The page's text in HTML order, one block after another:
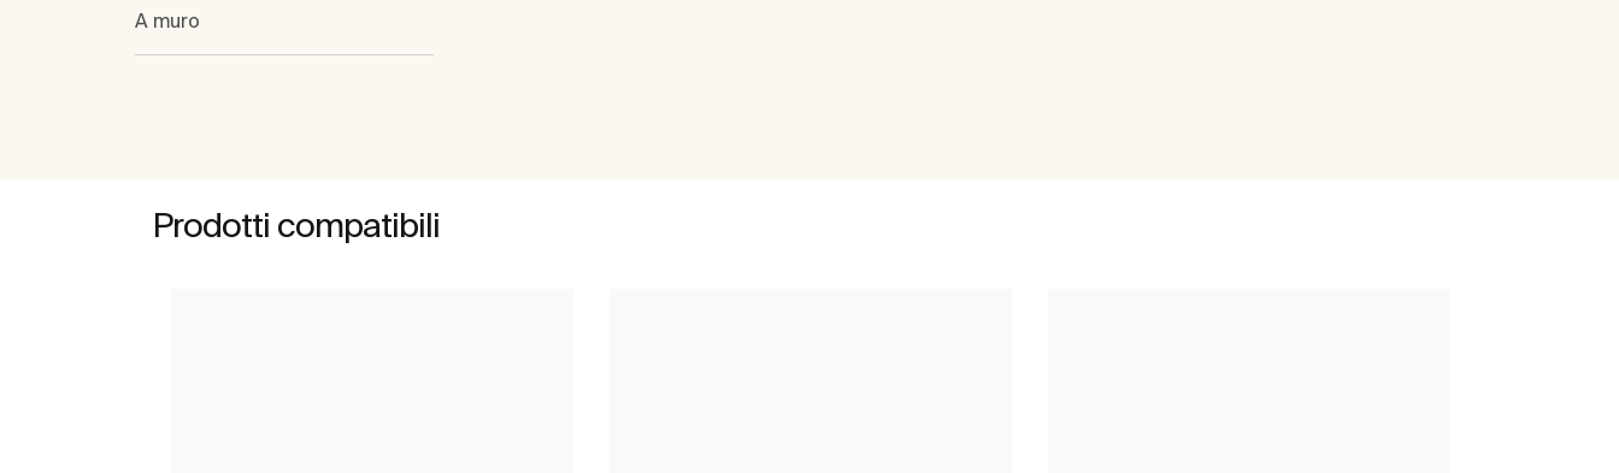
A muro
Prodotti compatibili